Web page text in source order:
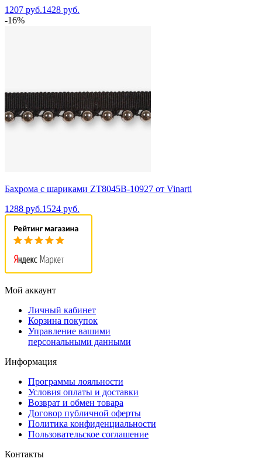
1207 руб.1428 руб.
-16%
Бахрома с шариками ZT8045B-10927 от Vinarti
1288 руб.1524 руб.
Мой аккаунт
Личный кабинет
Корзина покупок
Управление вашими
персональными данными
Информация
Программы лояльности
Условия оплаты и доставки
Возврат и обмен товара
Договор публичной оферты
Политика конфиденциальности
Пользовательское соглашение
Контакты